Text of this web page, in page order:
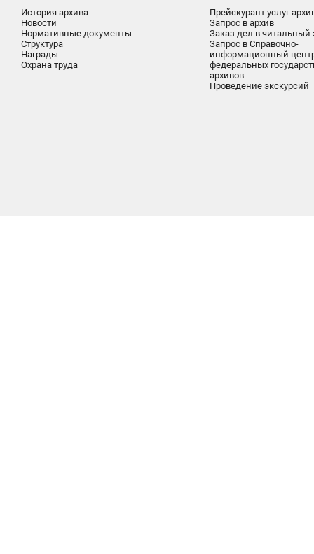
История архива
Новости
Нормативные документы
Структура
Награды
Охрана труда
Прейскурант услуг
Запрос в архив
Заказ дел в читальный
Запрос в Справочно-
информационный
федеральных
архивов
Проведение экскурсий